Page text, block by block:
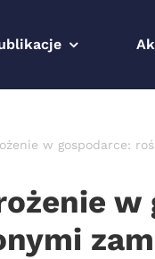
w gospodarce: